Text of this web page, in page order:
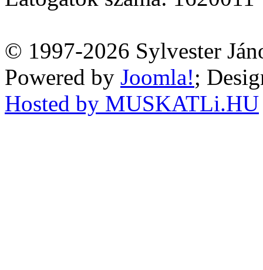
© 1997-2026 Sylvester
Powered by Joomla!;
Hosted by MUSKATLi.HU